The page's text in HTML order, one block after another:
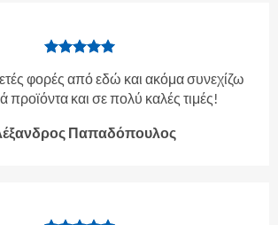
φορές από εδώ και ακόμα συνεχίζω
προϊόντα και σε πολύ καλές τιμές!
Παπαδόπουλος